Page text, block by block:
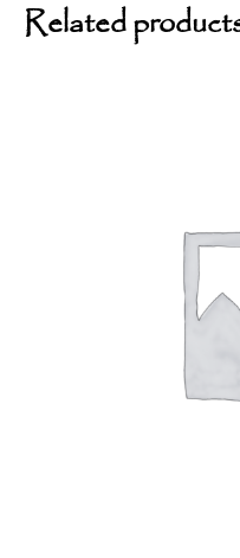
Related